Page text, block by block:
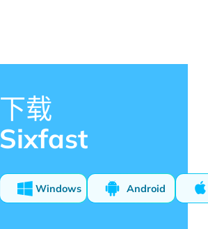
下载
Sixfast
Windows Android